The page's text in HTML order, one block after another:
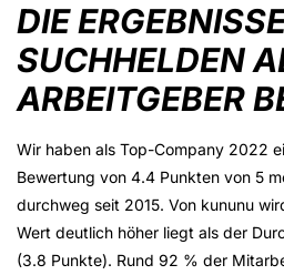
DIE
SUCHHELDEN
ARBEITGEBER
Wir haben als Top-Company 2022
Bewertung von 4.4 Punkten von 5
durchweg seit 2015. Von kununu
Wert deutlich höher liegt als der
(3.8 Punkte). Rund 92 % der